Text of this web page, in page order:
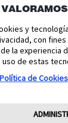
y
con
la experiencia
de estas
Política de Cookies